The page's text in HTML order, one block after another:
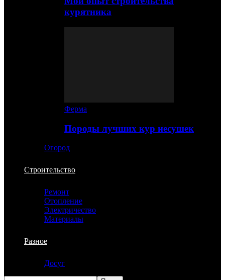
курятника
Ферма
Породы лучших кур несушек
Огород
Строительство
Ремонт
Отопление
Электричество
Материалы
Разное
Досуг